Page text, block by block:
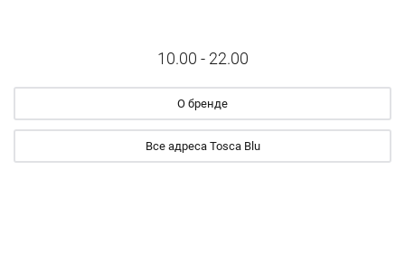
10.00 - 22.00
О бренде
Все адреса Tosca Blu